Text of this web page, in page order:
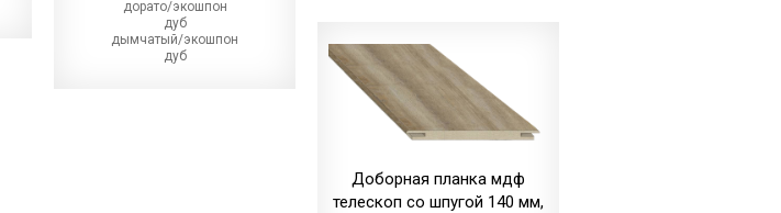
дорато/экошпон
дуб
дымчатый/экошпон
дуб
дуб
мерсо/ПВХ
(+10.00 грн)
дуб
светлый/экошпон
дуб
Доборная планка мдф
телескоп со шпугой 140 мм,